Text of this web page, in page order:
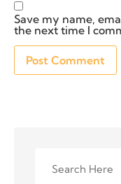
Save my name,
the next time I